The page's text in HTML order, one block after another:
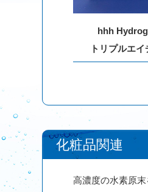
hhh
トリプルエ
化粧品関連
高濃度の水素原末